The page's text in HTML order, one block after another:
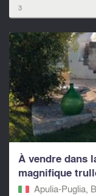
3
À vendre dans
magnifique
Apulia-Puglia,